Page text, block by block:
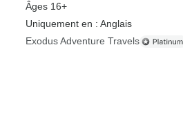
Âges 16+
Uniquement en : Anglais
Exodus Adventure Travels